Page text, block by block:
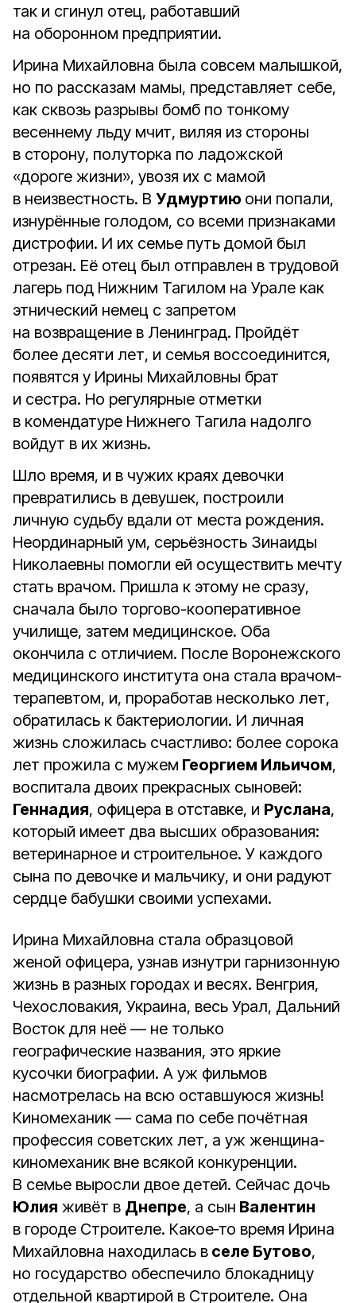
так и сгинул отец, работавший
на оборонном предприятии.
Ирина Михайловна была совсем малышкой,
но по рассказам мамы, представляет себе,
как сквозь разрывы бомб по тонкому
весеннему льду мчит, виляя из стороны
в сторону, полуторка по ладожской
«дороге жизни», увозя их с мамой
в неизвестность. В Удмуртию они попали,
изнурённые голодом, со всеми признаками
дистрофии. И их семье путь домой был
отрезан. Её отец был отправлен в трудовой
лагерь под Нижним Тагилом на Урале как
этнический немец с запретом
на возвращение в Ленинград. Пройдёт
более десяти лет, и семья воссоединится,
появятся у Ирины Михайловны брат
и сестра. Но регулярные отметки
в комендатуре Нижнего Тагила надолго
войдут в их жизнь.
Шло время, и в чужих краях девочки
превратились в девушек, построили
личную судьбу вдали от места рождения.
Неординарный ум, серьёзность Зинаиды
Николаевны помогли ей осуществить мечту
стать врачом. Пришла к этому не сразу,
сначала было торгово-кооперативное
училище, затем медицинское. Оба
окончила с отличием. После Воронежского
медицинского института она стала врачом-
терапевтом, и, проработав несколько лет,
обратилась к бактериологии. И личная
жизнь сложилась счастливо: более сорока
лет прожила с мужем Георгием Ильичом,
воспитала двоих прекрасных сыновей:
Геннадия, офицера в отставке, и Руслана,
который имеет два высших образования:
ветеринарное и строительное. У каждого
сына по девочке и мальчику, и они радуют
сердце бабушки своими успехами.
Ирина Михайловна стала образцовой
женой офицера, узнав изнутри гарнизонную
жизнь в разных городах и весях. Венгрия,
Чехословакия, Украина, весь Урал, Дальний
Восток для неё — не только
географические названия, это яркие
кусочки биографии. А уж фильмов
насмотрелась на всю оставшуюся жизнь!
Киномеханик — сама по себе почётная
профессия советских лет, а уж женщина-
киномеханик вне всякой конкуренции.
В семье выросли двое детей. Сейчас дочь
Юлия живёт в Днепре, а сын Валентин
в городе Строителе. Какое‑то время Ирина
Михайловна находилась в селе Бутово,
но государство обеспечило блокадницу
отдельной квартирой в Строителе. Она